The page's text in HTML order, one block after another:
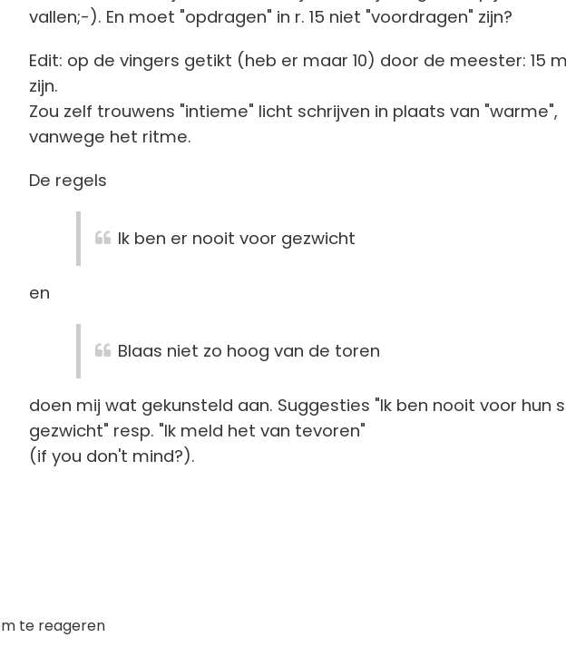
vallen;-). En moet "opdragen" in r. 15 niet "voordragen" zijn?
Edit: op de vingers getikt (heb er maar 10) door de meester: 15
zijn.
Zou zelf trouwens "intieme" licht schrijven in plaats van "warme",
vanwege het ritme.
De regels
Ik ben er nooit voor gezwicht
en
Blaas niet zo hoog van de toren
doen mij wat gekunsteld aan. Suggesties "Ik ben nooit voor hun
gezwicht" resp. "Ik meld het van tevoren"
(if you don't mind?).
te reageren